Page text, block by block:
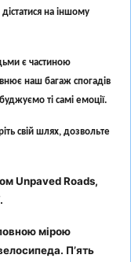
на іншому
є частиною
наш багаж спогадів
ті самі емоції.
свій шлях, дозвольте
Unpaved Roads,
мірою
П’ять